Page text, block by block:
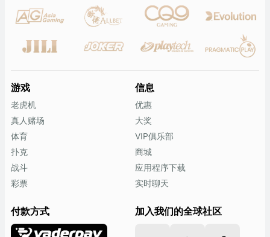
游戏
老虎机
真人赌场
体育
扑克
战斗
彩票
信息
优惠
大奖
VIP俱乐部
商城
应用程序下载
实时聊天
付款方式 加入我们的全球社区